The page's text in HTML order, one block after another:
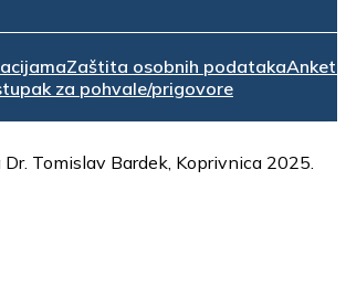
Zaštita osobnih podatakaAnketa
za pohvale/prigovore
Tomislav Bardek, Koprivnica 2025.